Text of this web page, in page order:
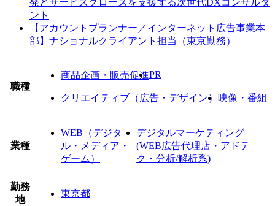
発とサービスグロースを支援する次世代DXコンサルタ
ント
【アカウントプランナー／インターネット広告事業本
部】ナショナルクライアント担当（東京勤務）
職種
商品企画・販売促進PR
クリエイティブ（広告・デザイン） 映像・番組
業種
WEB（デジタ
ル・メディア・
ゲーム）
デジタルマーケティング
(WEB広告代理店・アドテ
ク・分析/解析系)
勤務
地
東京都